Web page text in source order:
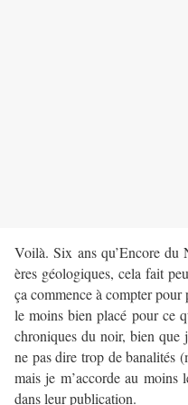
Voilà. Six ans qu’Encore
ères géologiques, cela fait
ça commence à compter pour
le moins bien placé pour ce
chroniques du noir, bien que
ne pas dire trop de banalités
mais je m’accorde au moins
dans leur publication.